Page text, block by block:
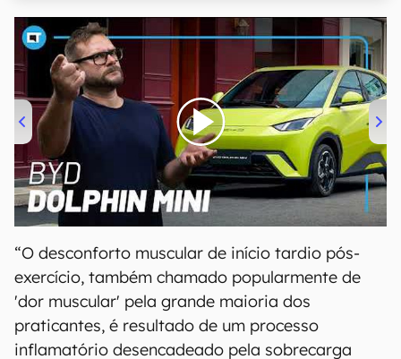
00:00/04:07
“O desconforto muscular de início tardio pós-
exercício, também chamado popularmente de
'dor muscular' pela grande maioria dos
praticantes, é resultado de um processo
inflamatório desencadeado pela sobrecarga